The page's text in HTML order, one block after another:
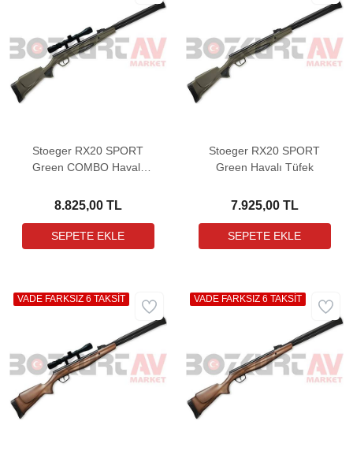
Stoeger RX20 SPORT
Green COMBO Havalı
birlikte)
8.825,00 TL
Stoeger RX20 SPORT
Green Havalı Tüfek
7.925,00 TL
VADE FARKSIZ 6 TAKSİT VADE FARKSIZ 6 TAKSİT